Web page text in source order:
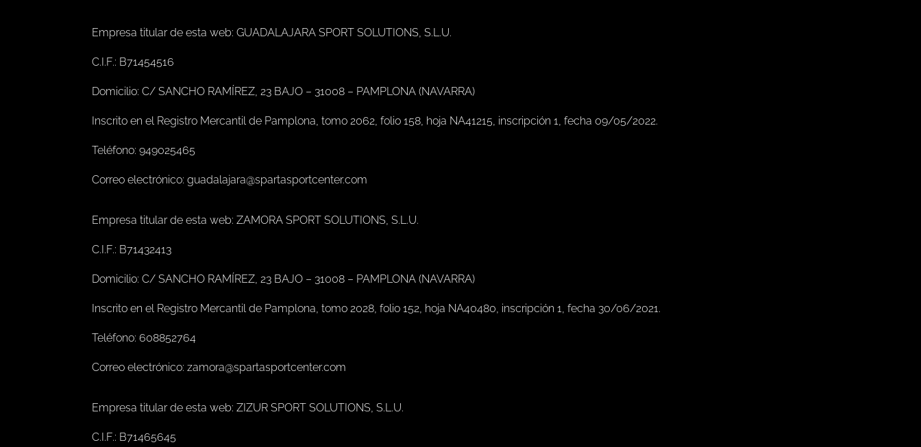
Empresa titular de esta web: GUADALAJARA SPORT SOLUTIONS, S.L.U.
C.I.F.: B71454516
Domicilio: C/ SANCHO RAMÍREZ, 23 BAJO – 31008 – PAMPLONA (NAVARRA)
Inscrito en el Registro Mercantil de Pamplona, tomo 2062, folio 158, hoja NA41215, inscripción 1, fecha 09/05/2022.
Teléfono: 949025465
Correo electrónico: guadalajara@spartasportcenter.com
Empresa titular de esta web: ZAMORA SPORT SOLUTIONS, S.L.U.
C.I.F.: B71432413
Domicilio: C/ SANCHO RAMÍREZ, 23 BAJO – 31008 – PAMPLONA (NAVARRA)
Inscrito en el Registro Mercantil de Pamplona, tomo 2028, folio 152, hoja NA40480, inscripción 1, fecha 30/06/2021.
Teléfono: 608852764
Correo electrónico: zamora@spartasportcenter.com
Empresa titular de esta web: ZIZUR SPORT SOLUTIONS, S.L.U.
C.I.F.: B71465645